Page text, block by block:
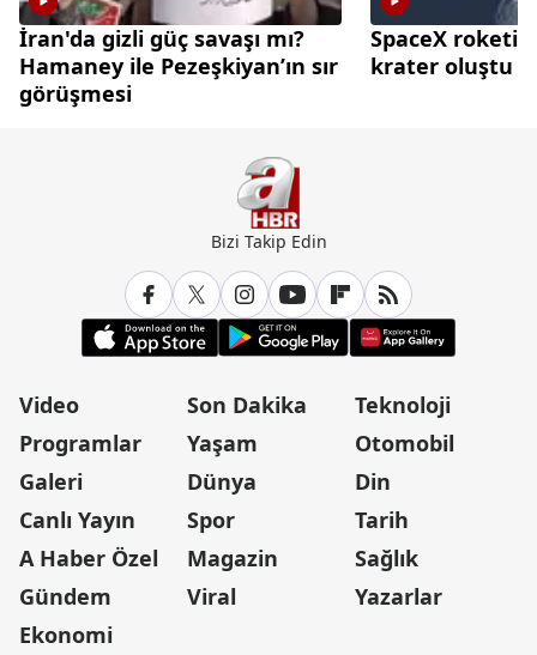
İran'da gizli güç savaşı mı?
Hamaney ile Pezeşkiyan’ın sır
görüşmesi
SpaceX roketi
krater oluştu
Bizi Takip Edin
Video
Programlar
Galeri
Canlı Yayın
A Haber Özel
Gündem
Ekonomi
Son Dakika
Yaşam
Dünya
Spor
Magazin
Viral
Teknoloji
Otomobil
Din
Tarih
Sağlık
Yazarlar